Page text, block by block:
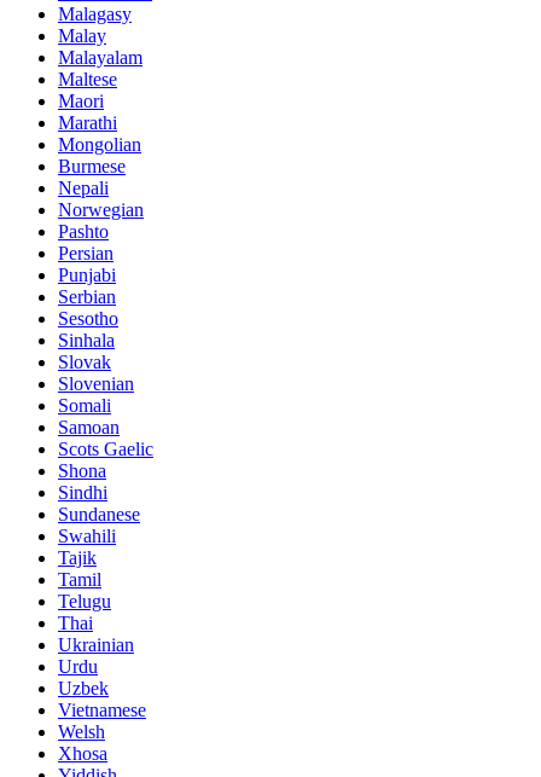
Malagasy
Malay
Malayalam
Maltese
Maori
Marathi
Mongolian
Burmese
Nepali
Norwegian
Pashto
Persian
Punjabi
Serbian
Sesotho
Sinhala
Slovak
Slovenian
Somali
Samoan
Scots Gaelic
Shona
Sindhi
Sundanese
Swahili
Tajik
Tamil
Telugu
Thai
Ukrainian
Urdu
Uzbek
Vietnamese
Welsh
Xhosa